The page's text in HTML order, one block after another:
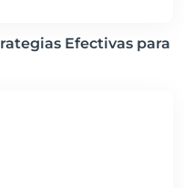
Efectivas para